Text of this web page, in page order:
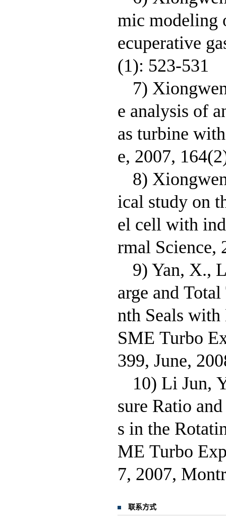
mic modeling
ecuperative
(1): 523-531
7)
e analysis of
as turbine
e, 2007,
8)
ical study on
el cell with
rmal Science,
9) Yan, X.,
arge and
nth Seals
SME Turbo
399, June,
10) Li Jun,
sure Ratio
s in the
ME Turbo
7, 2007,
联系方式